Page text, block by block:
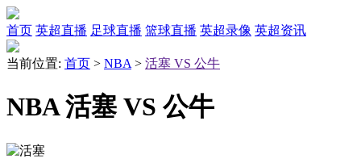
首页 英超直播 足球直播 篮球直播 英超录像 英超资讯
当前位置: 首页 > NBA > 活塞 VS 公牛
NBA 活塞 VS 公牛